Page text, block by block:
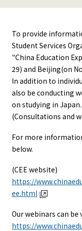
To provide
Student Services
"China Education
29) and Beijing(on
In addition to
also be conducting
on studying in Japan.
(Consultations and
For more
below.
(CEE website)
https://
ee.html
Our webinars can
https://